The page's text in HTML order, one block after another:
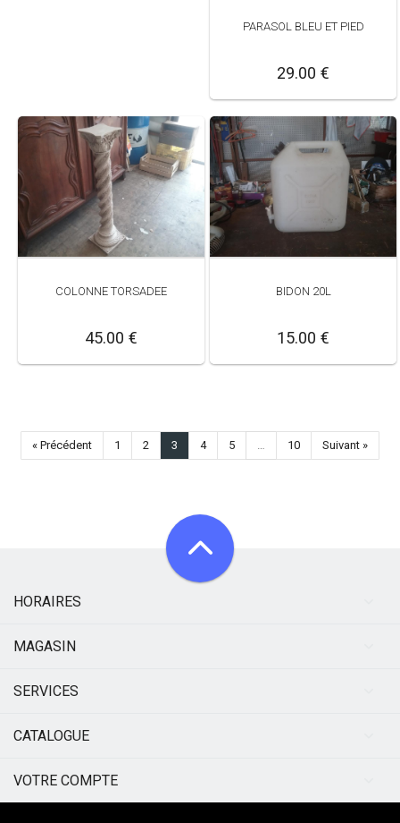
PARASOL BLEU ET PIED
29.00 €
COLONNE TORSADEE
45.00 €
BIDON 20L
15.00 €
« Précédent 1 2 3 4 5 … 10 Suivant »
HORAIRES
MAGASIN
SERVICES
CATALOGUE
VOTRE COMPTE